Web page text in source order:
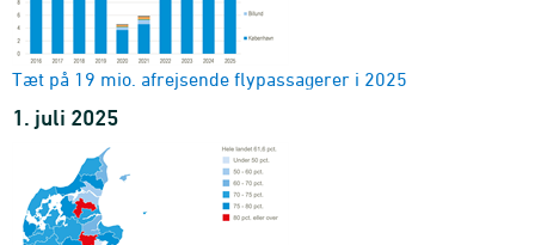
Tæt på 19 mio. afrejsende flypassagerer i 2025
1. juli 2025